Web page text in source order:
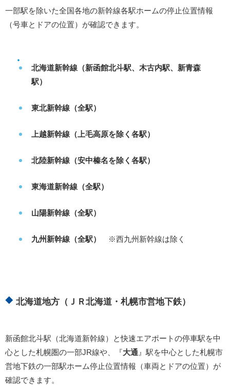
一部駅を除いた全国各地の新幹線各駅ホームの停止位置情報
（号車とドアの位置）が確認できます。
北海道新幹線（新函館北斗駅、木古内駅、新青森
駅）
東北新幹線（全駅）
上越新幹線（上毛高原を除く各駅）
北陸新幹線（安中榛名を除く各駅）
東海道新幹線（全駅）
山陽新幹線（全駅）
九州新幹線（全駅） ※西九州新幹線は除く
北海道地方（ＪＲ北海道・札幌市営地下鉄）
新函館北斗駅（北海道新幹線）と快速エアポートの停車駅を中
心とした札幌圏の一部JR線や、『大通』駅を中心とした札幌市
営地下鉄の一部駅ホーム停止位置情報（車両とドアの位置）が
確認できます。